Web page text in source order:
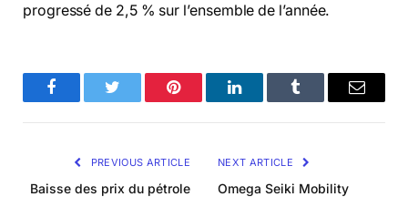
progressé de 2,5 % sur l’ensemble de l’année.
FacebookTwitter Pinterest LinkedInTumblr Email
PREVIOUS ARTICLE
Baisse des prix du pétrole
NEXT ARTICLE
Omega Seiki Mobility